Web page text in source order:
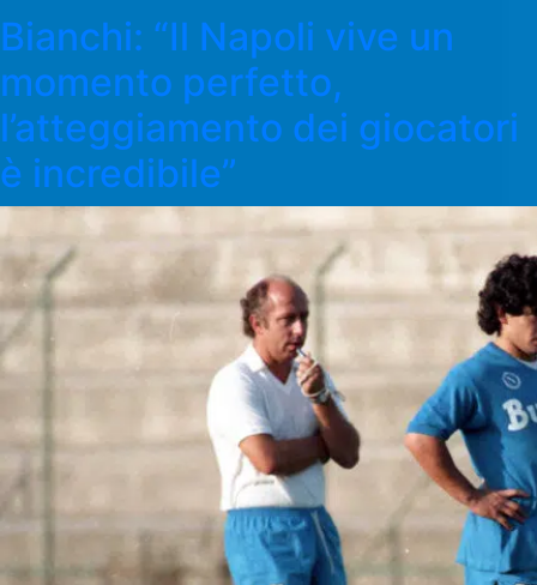
Bianchi: “Il Napoli vive un
momento perfetto,
l’atteggiamento dei giocatori
è incredibile”